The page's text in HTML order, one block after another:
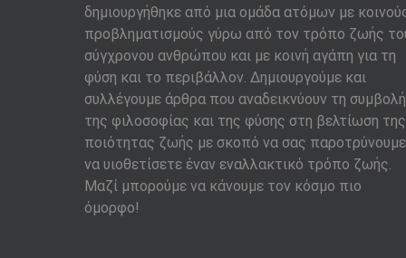
δημιουργήθηκε από μια ομάδα ατόμων με
προβληματισμούς γύρω από τον τρόπο ζωής
σύγχρονου ανθρώπου και με κοινή αγάπη για τη
φύση και το περιβάλλον. Δημιουργούμε και
συλλέγουμε άρθρα που αναδεικνύουν τη συμβολή
της φιλοσοφίας και της φύσης στη βελτίωση της
ποιότητας ζωής με σκοπό να σας παροτρύνουμε
να υιοθετίσετε έναν εναλλακτικό τρόπο ζωής.
Μαζί μπορούμε να κάνουμε τον κόσμο πιο
όμορφο!